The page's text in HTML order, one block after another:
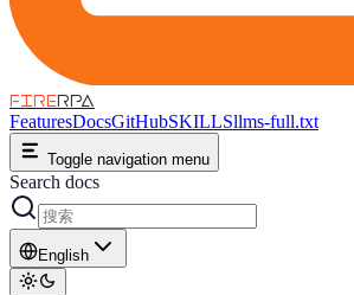
FIRERPA
FeaturesDocsGitHubSKILLSllms-full.txt
Toggle navigation menu
Search docs
English